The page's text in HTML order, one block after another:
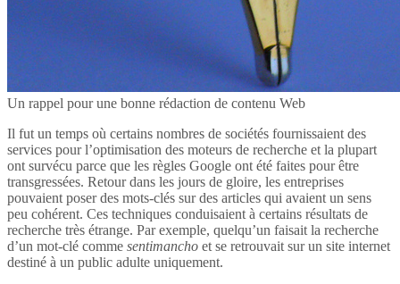
Un rappel pour une bonne rédaction de contenu Web
Il fut un temps où certains nombres de sociétés fournissaient des
services pour l’optimisation des moteurs de recherche et la plupart
ont survécu parce que les règles Google ont été faites pour être
transgressées. Retour dans les jours de gloire, les entreprises
pouvaient poser des mots-clés sur des articles qui avaient un sens
peu cohérent. Ces techniques conduisaient à certains résultats de
recherche très étrange. Par exemple, quelqu’un faisait la recherche
d’un mot-clé comme sentimancho et se retrouvait sur un site internet
destiné à un public adulte uniquement.